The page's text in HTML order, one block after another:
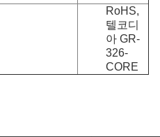
RoHS,
텔코디
아 GR-
326-
CORE